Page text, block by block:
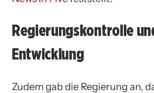
Regierungskontrolle
Entwicklung
Zudem gab die Regierung an,